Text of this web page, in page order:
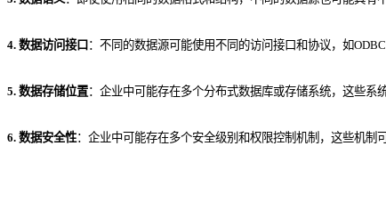
4. 数据访问接口 ：不同的数据源可能使用不同的访问接口和协议，如ODBC
5. 数据存储位置：企业中可能存在多个分布式数据库或存储系统，这些系
6. 数据安全性：企业中可能存在多个安全级别和权限控制机制，这些机制